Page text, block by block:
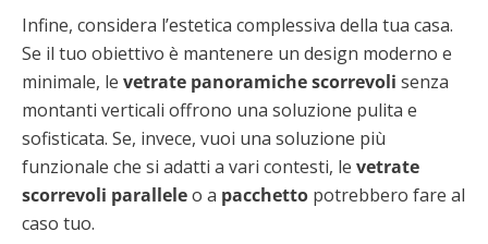
Infine, considera l’estetica complessiva della tua casa.
Se il tuo obiettivo è mantenere un design moderno e
minimale, le vetrate panoramiche scorrevoli senza
montanti verticali offrono una soluzione pulita e
sofisticata. Se, invece, vuoi una soluzione più
funzionale che si adatti a vari contesti, le vetrate
scorrevoli paralleleo a pacchetto potrebbero fare al
caso tuo.